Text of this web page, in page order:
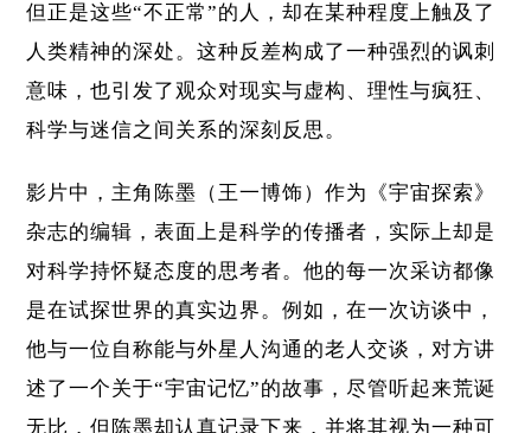
但正是这些“不正常”的人，却在某种程度上触及了
人类精神的深处。这种反差构成了一种强烈的讽刺
意味，也引发了观众对现实与虚构、理性与疯狂、
科学与迷信之间关系的深刻反思。
影片中，主角陈墨（王一博饰）作为《宇宙探索》
杂志的编辑，表面上是科学的传播者，实际上却是
对科学持怀疑态度的思考者。他的每一次采访都像
是在试探世界的真实边界。例如，在一次访谈中，
他与一位自称能与外星人沟通的老人交谈，对方讲
述了一个关于“宇宙记忆”的故事，尽管听起来荒诞
无比，但陈墨却认真记录下来，并将其视为一种可